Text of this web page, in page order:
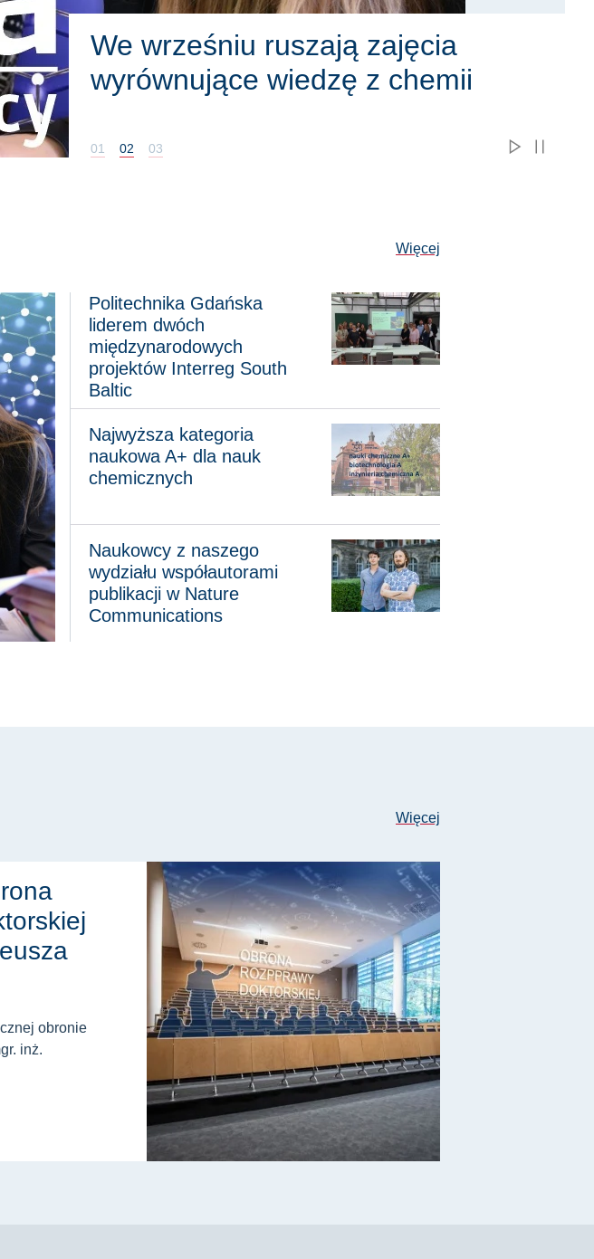
We wrześniu ruszają zajęcia
wyrównujące wiedzę z chemii
01 02 03
Więcej
Politechnika Gdańska liderem dwóch międzynarodowych projektów Interreg
Politechnika Gdańska
liderem dwóch
międzynarodowych
projektów Interreg South
Baltic
Najwyższa kategoria
naukowa A+ dla nauk
chemicznych
Naukowcy z naszego
wydziału współautorami
publikacji w Nature
Communications
Więcej
doktorskiej mgr. inż. Mateusza Malusa
obronie
inż.